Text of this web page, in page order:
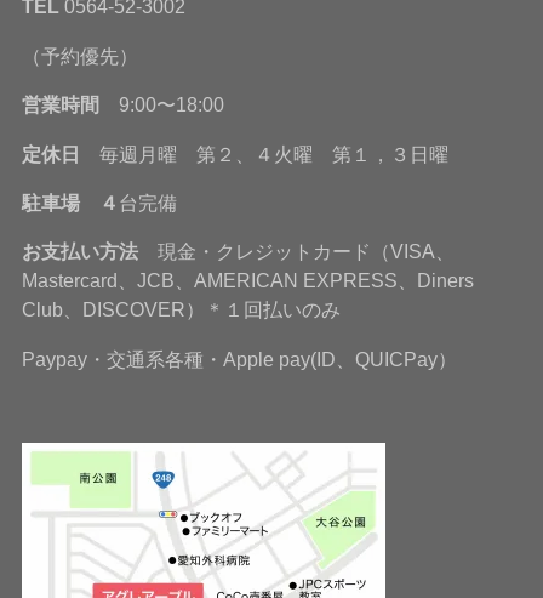
TEL 0564-52-3002
（予約優先）
営業時間 9:00〜18:00
定休日 毎週月曜 第２、４火曜 第１，３日曜
駐車場 ４ 台完備
お支払い方法現金・クレジットカード（VISA、
Mastercard、JCB、AMERICAN EXPRESS、Diners
Club、DISCOVER）＊１回払いのみ
Paypay・交通系各種・Apple pay(ID、QUICPay）